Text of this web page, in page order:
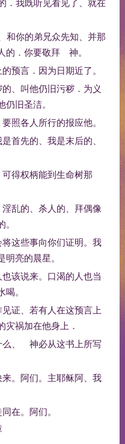
． 我既听见看见了 就在
和你的弟兄众先知 并那
的 ． 你要敬拜神。
的预言． 因为日期近了 。
的 叫他仍旧污秽． 为 义
仍旧圣洁。
要照各人 所行的报应他。
是首先的 我是末后的
可得权柄能到 生命树那
淫乱的 杀人 的 拜偶像
。
将这些事向你们证明。 我
明亮的晨星 。
也该说来。 口渴的 人也当
喝。
见证 若有人在这预言上
灾祸加在他身上 ．
么 神必从这书 上 所写
来。 阿们。 主耶稣阿、 我
同在。 阿们。